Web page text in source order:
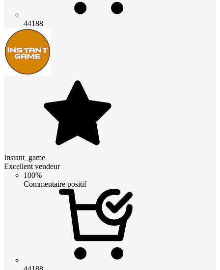
44188
Instant_game
Excellent vendeur
100%
Commentaire positif